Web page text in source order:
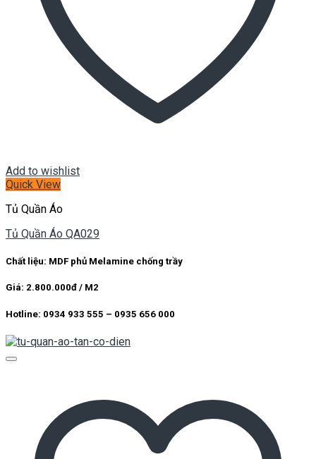
Add to wishlist
Quick View
Tủ Quần Áo
Tủ Quần Áo QA029
Chất liệu: MDF phủ Melamine chống trầy
Giá: 2.800.000đ / M2
Hotline: 0934 933 555 – 0935 656 000